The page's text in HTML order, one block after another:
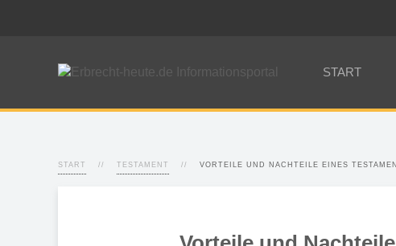
START
START TESTAMENT VORTEILE UND NACHTEILE EINES